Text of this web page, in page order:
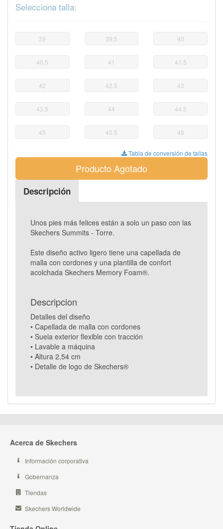
Selecciona talla:
39 39.5 40
40.5 41 41.5
42 42.5 43
43.5 44 44.5
45 45.5 46
Tabla de conversión de tallas
Producto Agotado
Descripción
Unos pies más felices están a solo un paso con las
Skechers Summits - Torre.
Este diseño activo ligero tiene una capellada de
malla con cordones y una plantilla de confort
acolchada Skechers Memory Foam®.
Descripcion
Detalles del diseño
• Capellada de malla con cordones
• Suela exterior flexible con tracción
• Lavable a máquina
• Altura 2,54 cm
• Detalle de logo de Skechers®
Acerca de Skechers
Información corporativa
Gobernanza
Tiendas
Skechers Worldwide